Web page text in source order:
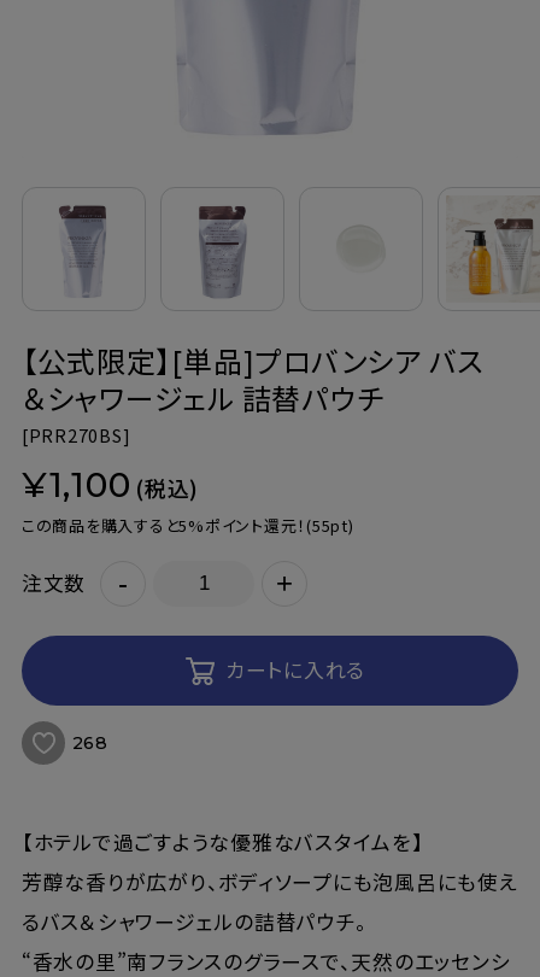
ご利用案内
よくあるご質問
会員登録でお得
NEWS一覧
利用規約
【公式限定】[単品]プロバンシア バス
＆シャワージェル 詰替パウチ
[PRR270BS]
¥1,100 (税込)
この商品を購入すると5%ポイント還元！ (55pt)
注文数 - +
カートに入れる
268
【ホテルで過ごすような優雅なバスタイムを】
芳醇な香りが広がり、ボディソープにも泡風呂にも使え
るバス＆シャワージェルの詰替パウチ。
“香水の里”南フランスのグラースで、天然のエッセンシ